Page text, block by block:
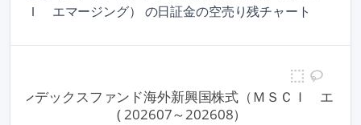
Ｉ エマージング） の日証金の空売り残チャート
インデックスファンド海外新興国株式（ＭＳＣＩ　エマ
( 202607～202608）